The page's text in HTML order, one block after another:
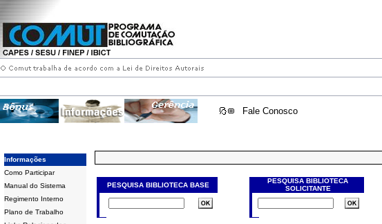
Fale Conosco
Informações
Como Participar
Manual do Sistema
Regimento Interno
Plano de Trabalho
PESQUISA BIBLIOTECA BASE
PESQUISA BIBLIOTECA
SOLICITANTE